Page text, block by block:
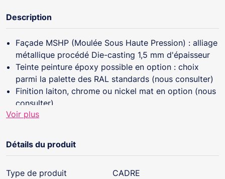
Description
Façade MSHP (Moulée Sous Haute Pression) : alliage
métallique procédé Die-casting 1,5 mm d'épaisseur
Teinte peinture époxy possible en option : choix
parmi la palette des RAL standards (nous consulter)
Finition laiton, chrome ou nickel mat en option (nous
consulter)
Voir plus
Détails du produit
Type de produit CADRE